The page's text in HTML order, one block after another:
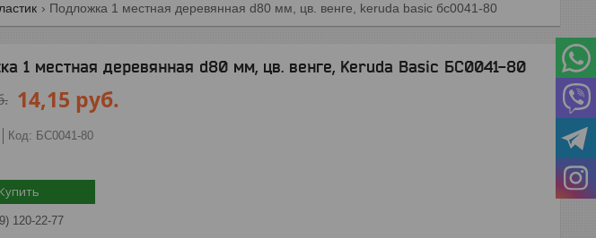
Подложка 1 местная деревянная d80 мм, цв. венге, keruda basic бс0041-80
1 местная деревянная d80 мм, цв. венге, Keruda Basic БС0041-80
14,15 руб.
Код: БС0041-80
Купить
120-22-77